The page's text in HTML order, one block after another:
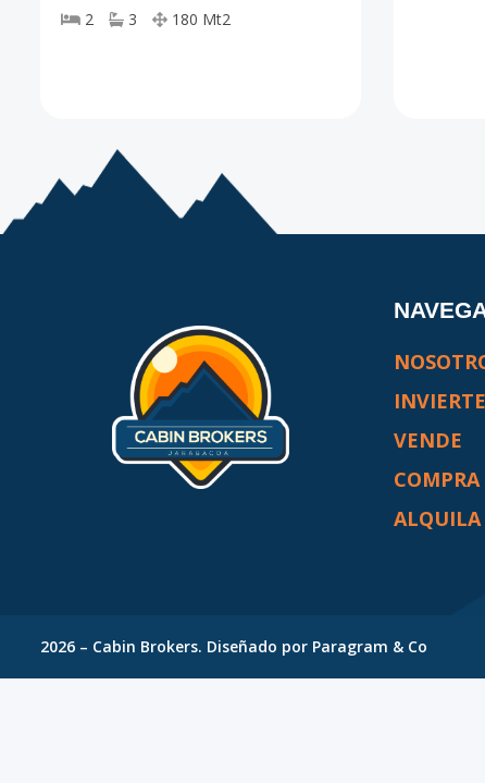
2 3 180 Mt2
INVIERTE
VENDE
COMPRA
ALQUILA
2026 – Cabin Brokers. Diseñado por Paragram & Co